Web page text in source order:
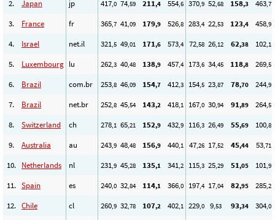
2. Japan jp 417,0 74,59 211,4 554,6 370,9 52,68 158,3 463,7
3. France fr 365,7 41,09 179,9 526,8 283,4 22,53 123,4 458,9
4. Israel net.il 321,5 49,01 171,6 573,4 72,58 26,12 62,38 102,1
5. Luxembourg lu 262,3 40,48 138,9 457,4 173,6 34,45 118,8 269,5
6. Brazil com.br 253,8 46,09 154,7 412,3 154,5 23,87 78,70 244,9
7. Brazil net.br 252,8 45,54 143,2 418,1 167,0 30,94 91,89 264,5
8. Switzerland ch 278,1 65,21 152,9 432,9 116,3 26,49 55,69 100,8
9. Australia au 243,9 48,48 156,9 440,1 47,26 17,52 45,44 53,71
10. Netherlands nl 231,9 45,28 135,1 341,2 115,3 25,29 51,05 101,9
11. Spain es 240,0 32,84 114,1 366,0 197,4 17,04 82,95 285,2
12. Chile cl 260,9 32,78 107,2 402,1 229,0 9,53 93,34 304,0